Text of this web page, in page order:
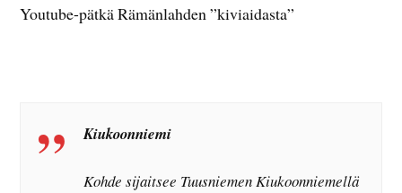
Youtube-pätkä Rämänlahden ”kiviaidasta”
Kiukoonniemi
Kohde sijaitsee Tuusniemen Kiukoonniemellä